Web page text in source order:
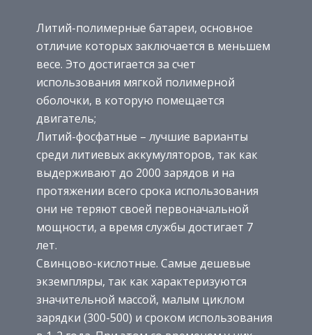
Литий-полимерные батареи, основное
отличие которых заключается в меньшем
весе. Это достигается за счет
использования мягкой полимерной
оболочки, в которую помещается
двигатель;
Литий-фосфатные – лучшие варианты
среди литиевых аккумуляторов, так как
выдерживают до 2000 зарядов и на
протяжении всего срока использования
они не теряют своей первоначальной
мощности, а время службы достигает 7
лет.
Свинцово-кислотные. Самые дешевые
экземпляры, так как характеризуются
значительной массой, малым циклом
зарядки (300-500) и сроком использования